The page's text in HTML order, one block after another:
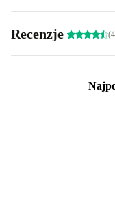
Recenzje